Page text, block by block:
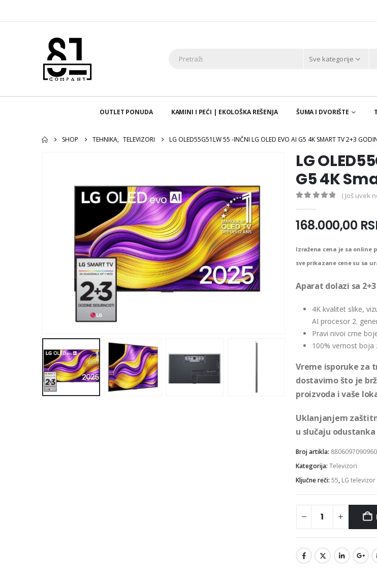
Sve kategorije
OUTLET PONUDA KAMINI I PEĆI | EKOLOŠKA REŠENJA ŠUMA I DVORIŠTE
SHOP TEHNIKA, TELEVIZORI LG OLED55G51LW 55 -INČNI LG OLED EVO AI G5 4K SMART TV 2+3
LG
G5 4K
( Još uvek
168.000,00
Izražena cena je sa online
sve prikazane cene su sa
Aparat dolazi sa
4K kvalitet slike,
AI procesor 2.
Pravi nivoi crne
100% vernost boja
Vreme isporuke za
dostavimo što je
proizvoda i vaše
Uklanjanjem
u slučaju
Broj artikla:
Kategorija: Televizori
Ključne reči: 55, LG televizor